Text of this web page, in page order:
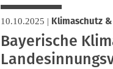
10.10.2025 | Klimaschutz
Bayerische